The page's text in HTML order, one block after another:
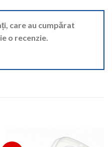
care au cumpărat
o recenzie.